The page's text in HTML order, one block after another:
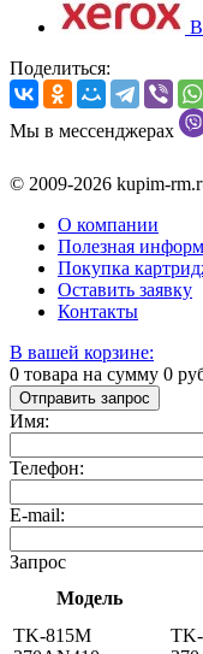
Поделиться:
Мы в мессенджерах
© 2009-2026 kupim-
О компании
Полезная
Покупка
Оставить заявку
Контакты
В вашей корзине:
0 товара на сумму 0
Отправить запрос
Имя:
Телефон:
E-mail:
Запрос
Модель
TK-815M